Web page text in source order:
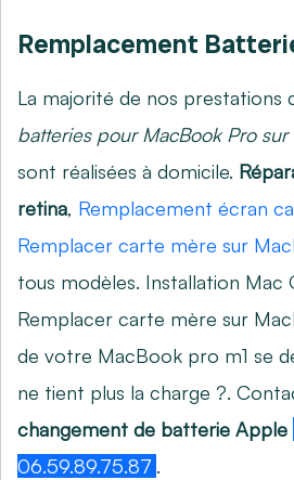
Remplacement
La majorité de nos prestations
batteries pour MacBook Pro sur
sont réalisées à domicile.
retina, Remplacement écran
Remplacer carte mère sur
tous modèles. Installation Mac
Remplacer carte mère sur
de votre MacBook pro m1 se
ne tient plus la charge ?.
changement de batterie Apple
06.59.89.75.87 .